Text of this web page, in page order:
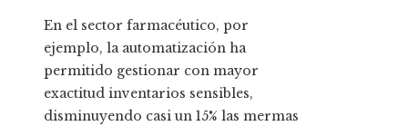
En el sector farmacéutico, por
ejemplo, la automatización ha
permitido gestionar con mayor
exactitud inventarios sensibles,
disminuyendo casi un 15% las mermas